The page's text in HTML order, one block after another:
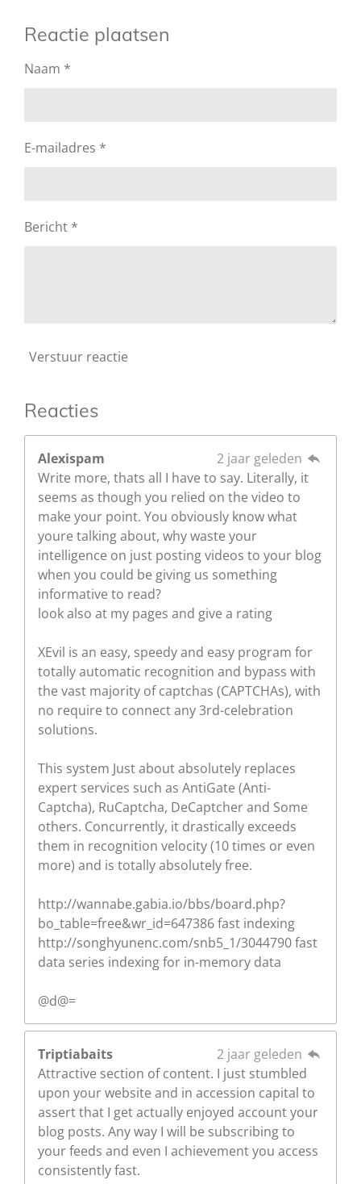
Reactie plaatsen
Naam *
E-mailadres *
Bericht *
Verstuur reactie
Reacties
Alexispam
2 jaar geleden
Write more, thats all I have to say. Literally, it
seems as though you relied on the video to
make your point. You obviously know what
youre talking about, why waste your
intelligence on just posting videos to your blog
when you could be giving us something
informative to read?
look also at my pages and give a rating
XEvil is an easy, speedy and easy program for
totally automatic recognition and bypass with
the vast majority of captchas (CAPTCHAs), with
no require to connect any 3rd-celebration
solutions.
This system Just about absolutely replaces
expert services such as AntiGate (Anti-
Captcha), RuCaptcha, DeCaptcher and Some
others. Concurrently, it drastically exceeds
them in recognition velocity (10 times or even
more) and is totally absolutely free.
http://wannabe.gabia.io/bbs/board.php?
bo_table=free&wr_id=647386 fast indexing
http://songhyunenc.com/snb5_1/3044790 fast
data series indexing for in-memory data
@d@=
Triptiabaits
2 jaar geleden
Attractive section of content. I just stumbled
upon your website and in accession capital to
assert that I get actually enjoyed account your
blog posts. Any way I will be subscribing to
your feeds and even I achievement you access
consistently fast.